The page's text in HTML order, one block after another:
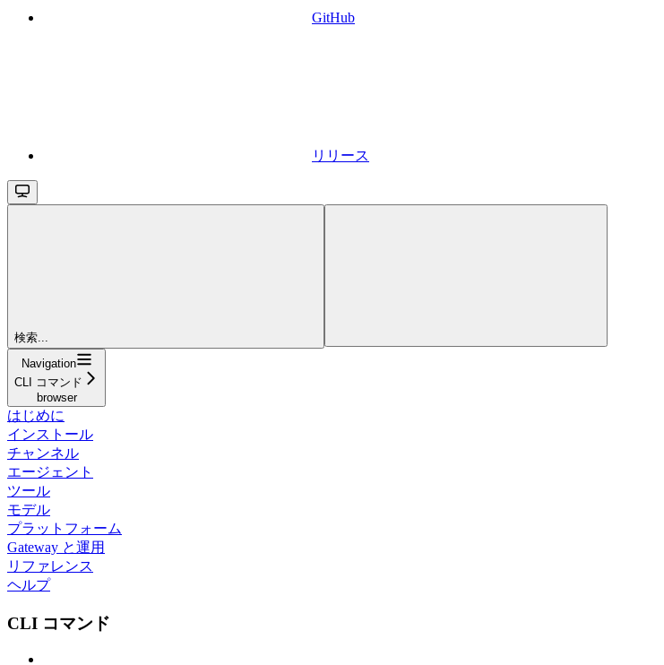
GitHub
リリース
検索...
Navigation
CLI コマンド
browser
はじめに
インストール
チャンネル
エージェント
ツール
モデル
プラットフォーム
Gateway と運用
リファレンス
ヘルプ
CLI コマンド